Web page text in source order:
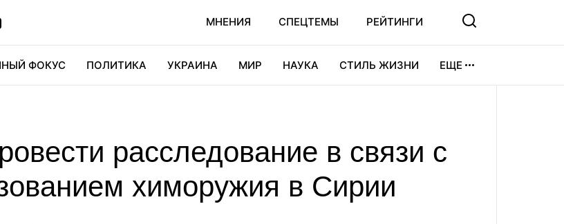
МНЕНИЯ СПЕЦТЕМЫ РЕЙТИНГИ
ФОКУС ПОЛИТИКА УКРАИНА МИР НАУКА СТИЛЬ ЖИЗНИ ЕЩЕ
расследование в связи с
химоружия в Сирии